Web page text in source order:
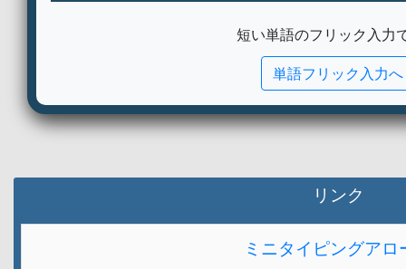
短い単語のフリック入力
単語フリック入力へ
リンク
ミニタイピングアロ